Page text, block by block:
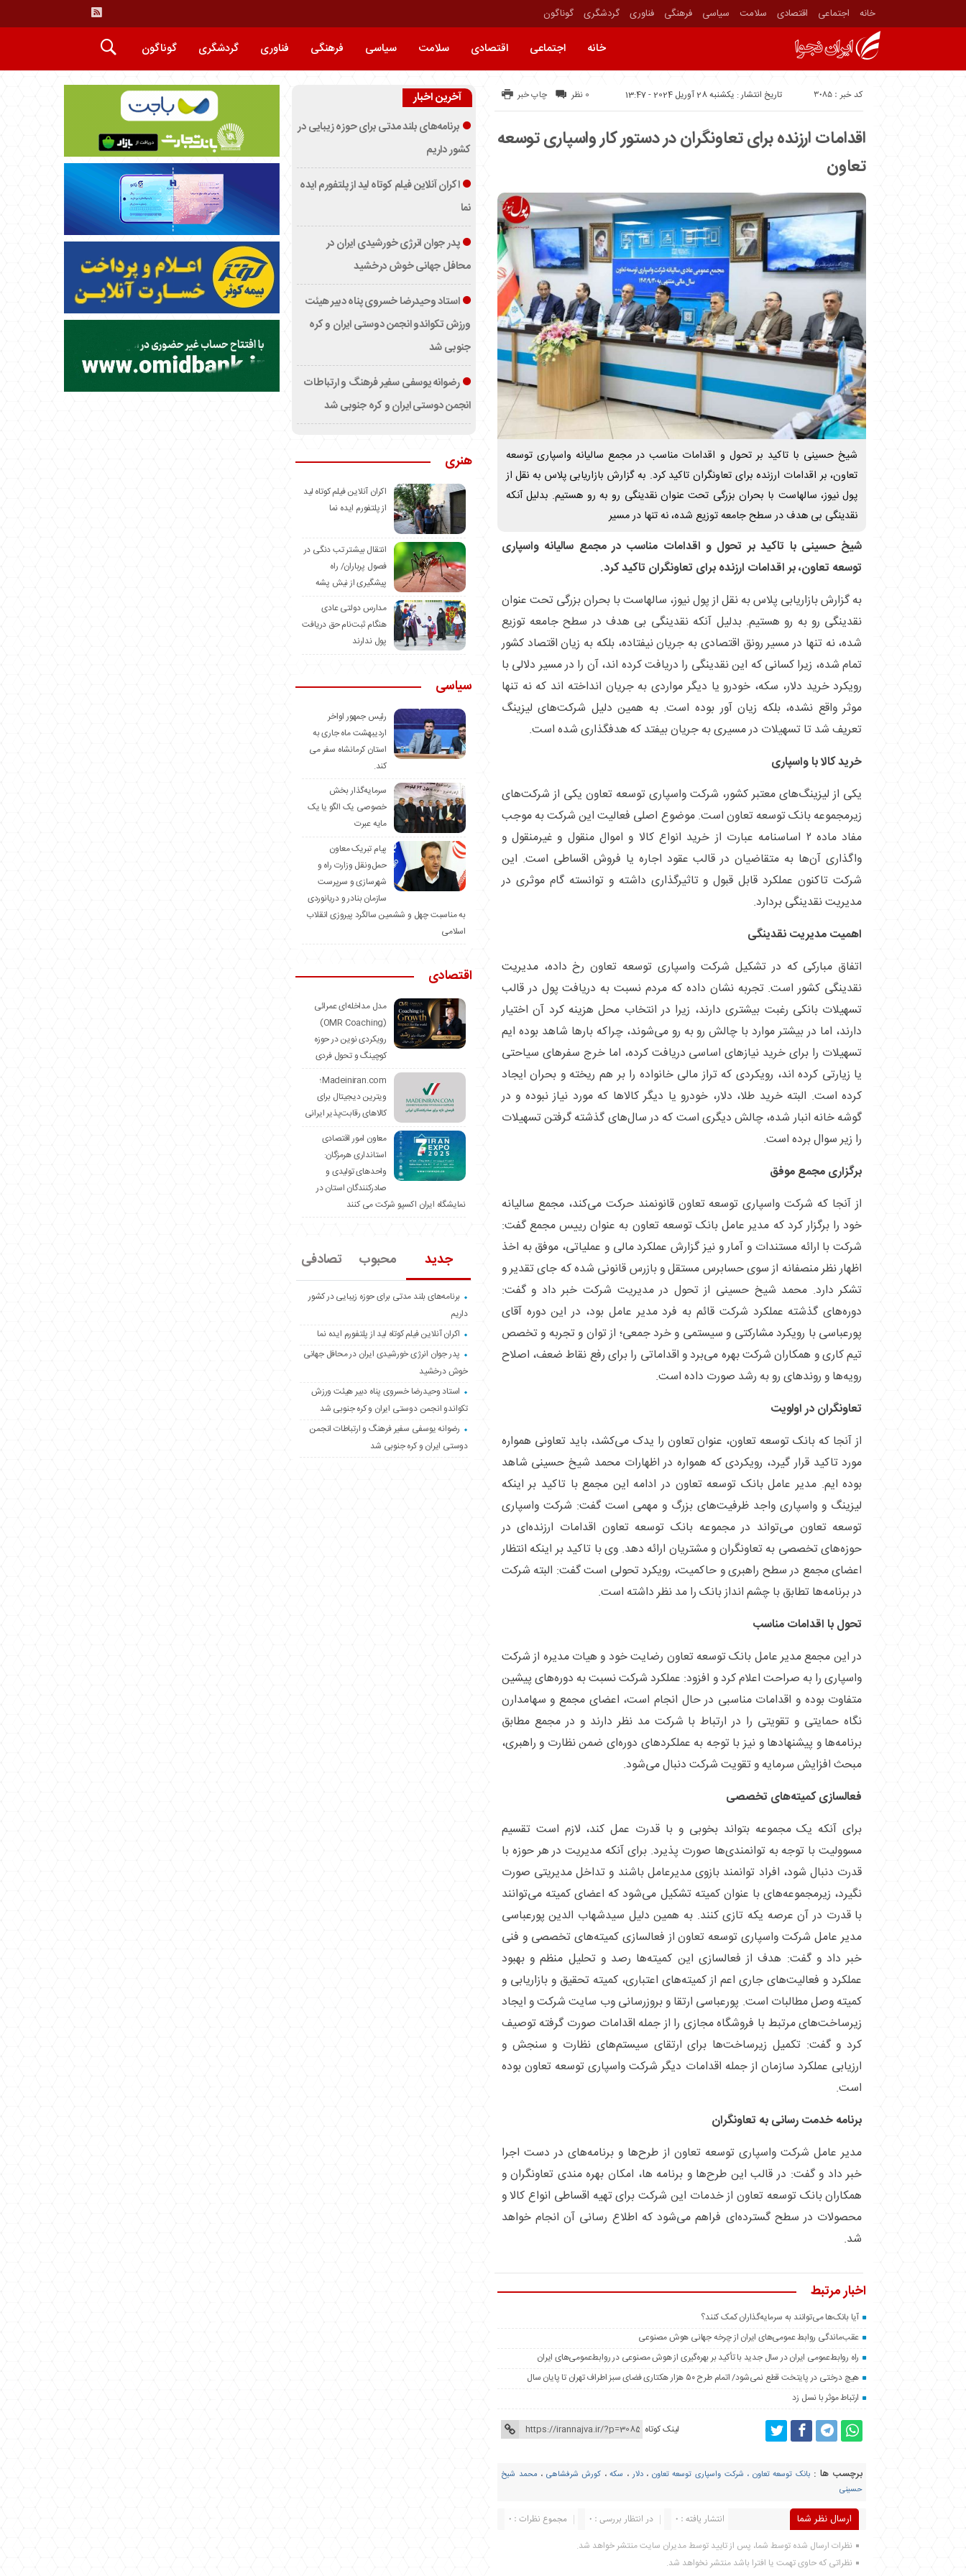
خانه اجتماعی اقتصادی سلامت سیاسی فرهنگی فناوری گردشگری گوناگون
خانه اجتماعی اقتصادی سلامت سیاسی فرهنگی فناوری گردشگری گوناگون
تاریخ انتشار : یکشنبه 28 آوریل 2024 - 13:47 کد خبر : 3085 چاپ خبر 0 نظر
اقدامات ارزنده برای تعاونگران در دستور کار واسپاری توسعه
تعاون
شیخ حسینی با تاکید بر تحول و اقدامات مناسب در مجمع سالیانه واسپاری توسعه
تعاون، بر اقدامات ارزنده برای تعاونگران تاکید کرد. به گزارش بازاریابی پلاس به نقل از
پول نیوز، سالهاست با بحران بزرگی تحت عنوان نقدینگی رو به رو هستیم. بدلیل آنکه
نقدینگی بی هدف در سطح جامعه توزیع شده، نه تنها در مسیر
شیخ حسینی با تاکید بر تحول و اقدامات مناسب در مجمع سالیانه واسپاری
توسعه تعاون، بر اقدامات ارزنده برای تعاونگران تاکید کرد.
به گزارش بازاریابی پلاس به نقل از پول نیوز، سالهاست با بحران بزرگی تحت عنوان
نقدینگی رو به رو هستیم. بدلیل آنکه نقدینگی بی هدف در سطح جامعه توزیع
شده، نه تنها در مسیر رونق اقتصادی به جریان نیفتاده، بلکه به زیان اقتصاد کشور
تمام شده، زیرا کسانی که این نقدینگی را دریافت کرده اند، آن را در مسیر دلالی با
رویکرد خرید دلار، سکه، خودرو یا دیگر مواردی به جریان انداخته اند که نه تنها
موثر واقع نشده، بلکه زیان آور بوده است. به همین دلیل شرکت‌های لیزینگ
تعریف شد تا تسهیلات در مسیری به جریان بیفتد که هدفگذاری شده است.
خرید کالا با واسپاری
یکی از لیزینگ‌های معتبر کشور، شرکت واسپاری توسعه تعاون یکی از شرکت‌های
زیرمجموعه بانک توسعه تعاون است. موضوع اصلی فعالیت این شرکت به موجب
مفاد ماده ۲ اساسنامه عبارت از خرید انواع کالا و اموال منقول و غیرمنقول و
واگذاری آن‌ها به متقاضیان در قالب عقود اجاره یا فروش اقساطی است. این
شرکت تاکنون عملکرد قابل قبول و تاثیرگذاری داشته و توانسته گام موثری در
مدیریت نقدینگی بردارد.
اهمیت مدیریت نقدینگی
اتفاق مبارکی که در تشکیل شرکت واسپاری توسعه تعاون رخ داده، مدیریت
نقدینگی کشور است. تجربه نشان داده که مردم نسبت به دریافت پول در قالب
تسهیلات بانکی رغبت بیشتری دارند، زیرا در انتخاب محل هزینه کرد آن اختیار
دارند، اما در بیشتر موارد با چالش رو به رو می‌شوند، چراکه بار‌ها شاهد بوده ایم
تسهیلات را برای خرید نیاز‌های اساسی دریافت کرده، اما خرج سفر‌های سیاحتی
یا زیارتی کرده اند، رویکردی که تراز مالی خانواده را بر هم ریخته و بحران ایجاد
کرده است. البته خرید طلا، دلار، خودرو یا دیگر کالا‌ها که مورد نیاز نبوده و در
گوشه خانه انبار شده، چالش دیگری است که در سال‌های گذشته گرفتن تسهیلات
را زیر سوال برده است.
برگزاری مجمع موفق
از آنجا که شرکت واسپاری توسعه تعاون قانونمند حرکت می‌کند، مجمع سالیانه
خود را برگزار کرد که مدیر عامل بانک توسعه تعاون به عنوان رییس مجمع گفت:
شرکت با ارائه مستندات و آمار و نیز گزارش عملکرد مالی و عملیاتی، موفق به اخذ
اظهار نظر منصفانه از سوی حسابرس مستقل و بازرس قانونی شده که جای تقدیر و
تشکر دارد. محمد شیخ حسینی از تحول در مدیریت شرکت خبر داد و گفت:
دوره‌های گذشته عملکرد شرکت قائم به فرد مدیر عامل بود، در این دوره آقای
پورعباسی با رویکرد مشارکتی و سیستمی و خرد جمعی؛ از توان و تجربه و تخصص
تیم کاری و همکاران شرکت بهره می‌برد و اقداماتی را برای رفع نقاط ضعف، اصلاح
رویه‌ها و روند‌های رو به رشد صورت داده است.
تعاونگران در اولویت
از آنجا که بانک توسعه تعاون، عنوان تعاون را یدک می‌کشد، باید تعاونی همواره
مورد تاکید قرار گیرد، رویکردی که همواره در اظهارات محمد شیخ حسینی شاهد
بوده ایم. مدیر عامل بانک توسعه تعاون در ادامه این مجمع با تاکید بر اینکه
لیزینگ و واسپاری واجد ظرفیت‌های بزرگ و مهمی است گفت: شرکت واسپاری
توسعه تعاون می‌تواند در مجموعه بانک توسعه تعاون اقدامات ارزنده‌ای در
حوزه‌های تخصصی به تعاونگران و مشتریان ارائه دهد. وی با تاکید بر اینکه انتظار
اعضای مجمع در سطح راهبری و حاکمیت، رویکرد تحولی است گفت: البته شرکت
در برنامه‌ها تطابق با چشم انداز بانک را مد نظر داشته است.
تحول با اقدامات مناسب
در این مجمع مدیر عامل بانک توسعه تعاون رضایت خود و هیات مدیره از شرکت
واسپاری را به صراحت اعلام کرد و افزود: عملکرد شرکت نسبت به دوره‌های پیشین
متفاوت بوده و اقدامات مناسبی در حال انجام است، اعضای مجمع و سهامدارن
نگاه حمایتی و تقویتی را در ارتباط با شرکت مد نظر دارند و در مجمع مطابق
برنامه‌ها و پیشنهاد‌ها و نیز با توجه به عملکرد‌های دوره‌ای ضمن نظارت و راهبری،
مبحث افزایش سرمایه و تقویت شرکت دنبال می‌شود.
فعالسازی کمیته‌های تخصصی
برای آنکه یک مجموعه بتواند بخوبی و با قدرت عمل کند، لازم است تقسیم
مسوولیت با توجه به توانمندی‌ها صورت پذیرد. برای آنکه مدیریت در هر حوزه با
قدرت دنبال شود، افراد توانمند بازوی مدیرعامل باشند و تداخل مدیریتی صورت
نگیرد، زیرمجموعه‌های با عنوان کمیته تشکیل می‌شود که اعضای کمیته می‌توانند
با قدرت در آن عرصه یکه تازی کنند. به همین دلیل سیدشهاب الدین پورعباسی
مدیر عامل شرکت واسپاری توسعه تعاون از فعالسازی کمیته‌های تخصصی و فنی
خبر داد و گفت: هدف از فعالسازی این کمیته‌ها رصد و تحلیل منظم و بهبود
عملکرد و فعالیت‌های جاری اعم از کمیته‌های اعتباری، کمیته تحقیق و بازاریابی و
کمیته وصل مطالبات است. پورعباسی ارتقا و بروزرسانی وب سایت شرکت و ایجاد
زیرساخت‌های مرتبط با فروشگاه مجازی را از جمله اقدامات صورت گرفته توصیف
کرد و گفت: تکمیل زیرساخت‌ها برای ارتقای سیستم‌های نظارت و سنجش و
ارزیابی عملکرد سازمان از جمله اقدامات دیگر شرکت واسپاری توسعه تعاون بوده
است.
برنامه خدمت رسانی به تعاونگران
مدیر عامل شرکت واسپاری توسعه تعاون از طرح‌ها و برنامه‌های در دست اجرا
خبر داد و گفت: در قالب این طرح‌ها و برنامه ها، امکان بهره مندی تعاونگران و
همکاران بانک توسعه تعاون از خدمات این شرکت برای تهیه اقساطی انواع کالا و
محصولات در سطح گسترده‌ای فراهم می‌شود که اطلاع رسانی آن انجام خواهد
شد.
اخبار مرتبط
آیا بانک‌ها می‌توانند به سرمایه‌گذاران کمک کنند؟
عقب‌ماندگی روابط عمومی‌های ایران از چرخه جهانی هوش مصنوعی
راه روابط‌عمومی ایران در سال جدید با تأکید بر بهره‌گیری از هوش مصنوعی در روابط‌عمومی‌های ایران
هیچ درختی در پایتخت قطع نمی‌شود/ اتمام طرح ۵۰ هزار هکتاری فضای سبز اطراف تهران تا پایان سال
ارتباط موثر با نسل زد
لینک کوتاه
برچسب ها : بانک توسعه تعاون ، شرکت واسپاری توسعه تعاون ،دلار، سکه، کورش شرفشاهی ، محمد شیخ
حسینی
ارسال نظر شما مجموع نظرات : 0 در انتظار بررسی : 0 انتشار یافته : 0
نظرات ارسال شده توسط شما، پس از تایید توسط مدیران سایت منتشر خواهد شد.
نظراتی که حاوی تهمت یا افترا باشد منتشر نخواهد شد.
آخرین اخبار
برنامه‌های بلند مدتی برای حوزه زیبایی در
کشور داریم
اکران آنلاین فیلم کوتاه لید از پلتفورم ایده
نما
پدر جوان انرژی خورشیدی ایران در
محافل جهانی خوش درخشید
استاد وحیدرضا خسروی پناه دبیر هیئت
ورزش تکواندو انجمن دوستی ایران و کره
جنوبی شد
رضوانه یوسفی سفیر فرهنگ و ارتباطات
انجمن دوستی ایران و کره جنوبی شد
هنری
اکران آنلاین فیلم کوتاه لید
از پلتفورم ایده نما
انتقال بیشتر تب دنگی در
فصول پرباران/ راه
پیشگیری از نیش پشه
مدارس دولتی عادی
هنگام ثبت‌نام حق دریافت
پول ندارند
سیاسی
رئیس جمهور اواخر
اردیبهشت ماه جاری به
استان کرمانشاه سفر می
کند.
سرمایه‌گذار بخش
خصوصی یک الگو یا یک
مایه عبرت
️پیام تبریک معاون
حمل‌ونقل وزارت راه و
شهرسازی و سرپرست
سازمان بنادر و دریانوردی
به مناسبت چهل و ششمین سالگرد پیروزی انقلاب
اسلامی
اقتصادی
مدل مداخله‌ای عمرائی
(OMR Coaching)
رویکردی نوین در حوزه
کوچینگ و تحول فردی
Madeiniran.com؛
ویترین دیجیتال برای
کالاهای رقابت‌پذیر ایرانی
معاون امور اقتصادی
استانداری هرمزگان:
واحدهای تولیدی و
صادرکنندگان استان در
نمایشگاه ایران اکسپو شرکت می کنند
جدید محبوب تصادفی
برنامه‌های بلند مدتی برای حوزه زیبایی در کشور
داریم
اکران آنلاین فیلم کوتاه لید از پلتفورم ایده نما
پدر جوان انرژی خورشیدی ایران در محافل جهانی
خوش درخشید
استاد وحیدرضا خسروی پناه دبیر هیئت ورزش
تکواندو انجمن دوستی ایران و کره جنوبی شد
رضوانه یوسفی سفیر فرهنگ و ارتباطات انجمن
دوستی ایران و کره جنوبی شد